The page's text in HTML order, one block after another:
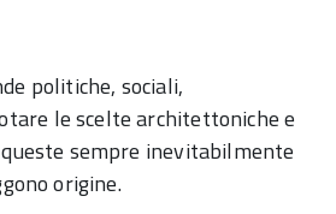
politiche, sociali,
le scelte architettoniche e
sempre inevitabilmente
origine.